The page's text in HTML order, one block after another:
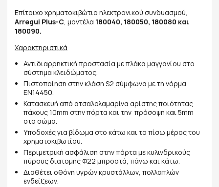
Επίτοιχο χρηματοκιβώτιο ηλεκτρονικού συνδυασμού,
Arregui Plus-C, μοντέλα 180040, 180050, 180080 και
180090.
Χαρακτηριστικά
Αντιδιαρρηκτική προστασία με πλάκα μαγγανίου στο
σύστημα κλειδώματος.
Πιστοποίηση στην κλάση S2 σύμφωνα με τη νόρμα
ΕΝ14450.
Κατασκευή από ατσαλολαμαρίνα αρίστης ποιότητας
πάχους 10mm στην πόρτα και την πρόσοψη και 5mm
στο σώμα.
Υποδοχές για βίδωμα στο κάτω και το πίσω μέρος του
χρηματοκιβωτίου.
Περιμετρική ασφάλιση στην πόρτα με κυλινδρικούς
πύρους διατομής Φ22 μπροστά, πάνω και κάτω.
Διαθέτει οθόνη υγρών κρυστάλλων, πολλαπλών
ενδείξεων.